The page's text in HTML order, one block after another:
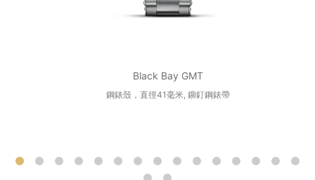
Black Bay GMT
鋼錶殼，直徑41毫米, 鉚釘鋼錶帶